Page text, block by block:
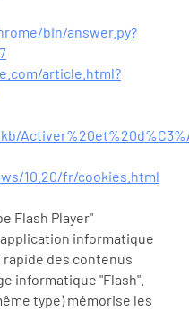
bin/answer.py?
article.html?
10.20/fr/cookies.html
Flash Player"
informatique
des contenus
informatique "Flash".
type) mémorise les